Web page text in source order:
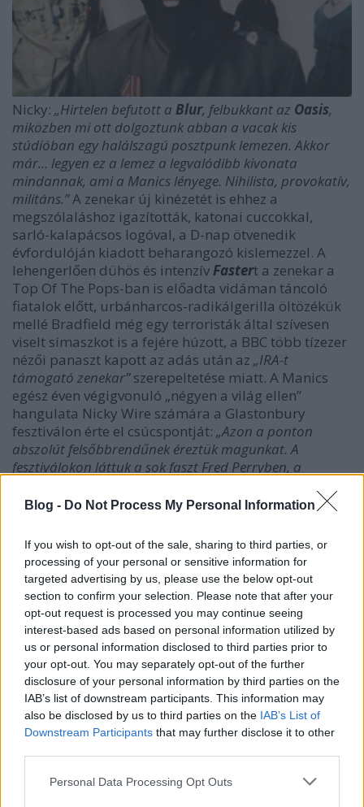
Blog - Do Not Process My Personal Information
If you wish to opt-out of the sale, sharing to third parties, or
processing of your personal or sensitive information for
targeted advertising by us, please use the below opt-out
section to confirm your selection. Please note that after your
opt-out request is processed you may continue seeing
interest-based ads based on personal information utilized by
us or personal information disclosed to third parties prior to
your opt-out. You may separately opt-out of the further
disclosure of your personal information by third parties on the
IAB’s list of downstream participants. This information may
also be disclosed by us to third parties on the IAB’s List of
Downstream Participants that may further disclose it to other
Please note that this website/app uses one or more Google
Personal Data Processing Opt Outs
Nicky: „Hirtelen befutott a Blur, felbukkant az Oasis,
miközben mi ott dolgoztunk abban a vacak kis
stúdióban egy halálszagú posztpunk lemezen. Akkor
már... legyen ez a lemez a legvalódibb kivonata
mindannak, ami a Manics lényege. Nihilista, provokatív,
militáns.”A zenekar új kinézetét is ehhez a
megszólaláshoz igazították, katonai cuccokkal,
sarló-kalapácsos logóval, a D-nap ötvenedik
évfordulóján kiadott beharangozó kislemezzel. A
lehengerlően dühös és intenzívFastert a zenekar a
Top Of The Pops-ban is előadta vidáman táncoló
fiatalok előtt, urbánharcos-radikálgerilla öltözékük
mellé Bradfield még egy terroristák által szívesen
viselt símaszkot is a fejére húzott, a BBC több tízezer
nézői panaszt kapott az adás után az „IRA-t
támogató zenekar”szerepeltetése miatt. A Manics
egész éven végigvonuló „négyen a világ ellen”
hangulata Nicky Wire számára a Glastonbury
fesztiválon érte el csúcspontját: „Azon a ponton
abszolút felsőbbrendűnek éreztük magunkat. A
fesztiválokon láttuk a sok faszt Fred Perryben, a
ki, mintha azApokalipszis mostból kerültünk volna
gyűlölet köztük és köztünk. Fantasztikus érzés volt.
Belekiabáltam a kamerába: építsenek egy elkerülőutat e
fölé a szarkupac fölé!”
HA POLITIKAI TÉMÁJÚ DALOK: A MANICS AKKOR IS
MEGKERÜLHETETLEN.
A tiny animal drawn into a quarter circle